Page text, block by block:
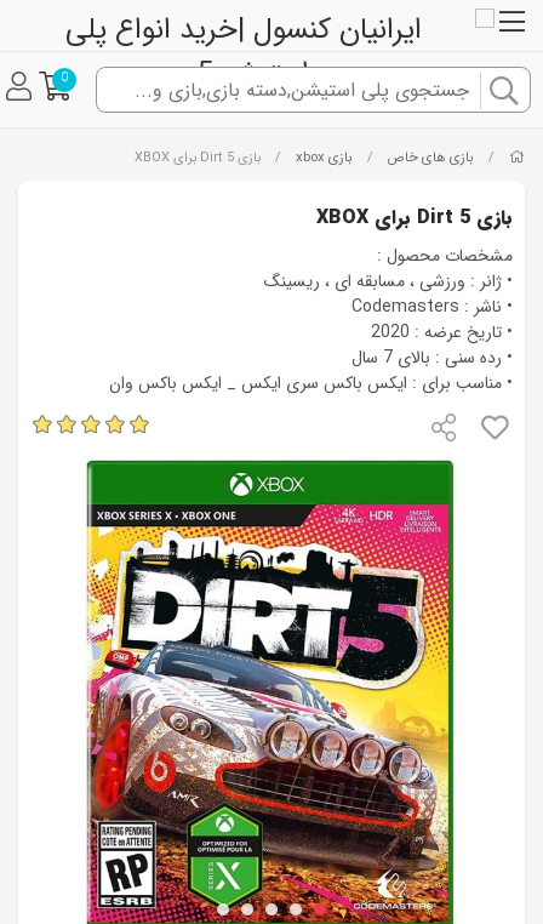
0
/ بازی های خاص / بازی xbox / بازی Dirt 5 برای XBOX
بازی Dirt 5 برای XBOX
مشخصات محصول :
• ژانر : ورزشی ، مسابقه ای ، ریسینگ
• ناشر : Codemasters
• تاریخ عرضه : 2020
• رده سنی : بالای 7 سال
• مناسب برای : ایکس باکس سری ایکس _ ایکس باکس وان